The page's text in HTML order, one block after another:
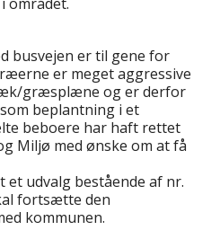
busvejen er til gene for
er meget aggressive
græsplæne og er derfor
beplantning i et
beboere har haft rettet
Miljø med ønske om at få
et udvalg bestående af nr.
fortsætte den
kommunen.